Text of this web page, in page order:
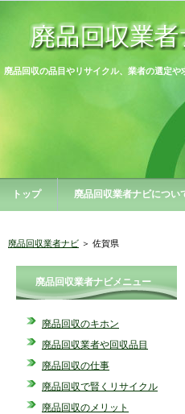
廃品回収の品目やリサイクル、業者の選定
トップ 廃品回収業者ナビについ
廃品回収業者ナビ ＞ 佐賀県
廃品回収業者ナビメニュー
廃品回収のキホン
廃品回収業者や回収品目
廃品回収の仕事
廃品回収で賢くリサイクル
廃品回収のメリット